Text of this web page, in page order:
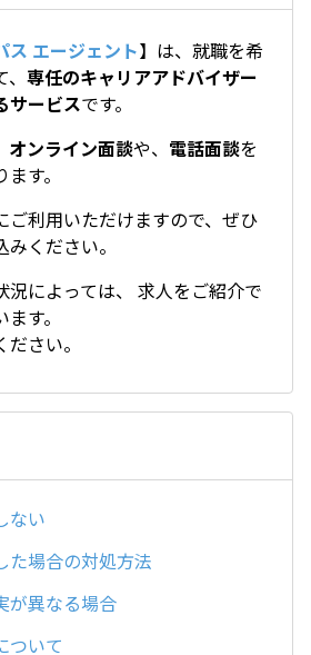
ス エージェント】は、就職を希
専任のキャリアアドバイザー
サービスです。
オンライン面談や、 電話面談を
す。
ご利用いただけますので、ぜひ
ください。
によっては、 求人をご紹介で
す。
さい。
ない
た場合の対処方法
が異なる場合
ついて